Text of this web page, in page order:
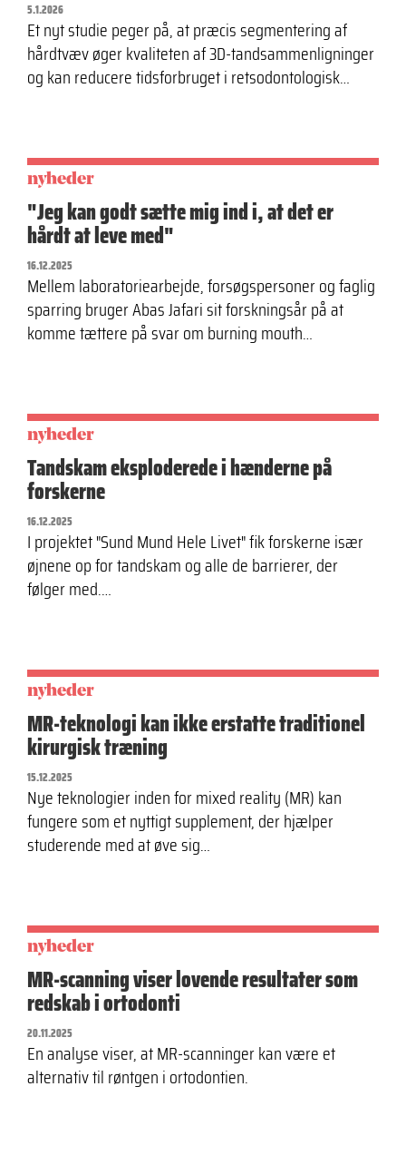
5.1.2026
Et nyt studie peger på, at præcis segmentering af
hårdtvæv øger kvaliteten af 3D-tandsammenligninger
og kan reducere tidsforbruget i retsodontologisk…
nyheder
"Jeg kan godt sætte mig ind i, at det er
hårdt at leve med"
16.12.2025
Mellem laboratoriearbejde, forsøgspersoner og faglig
sparring bruger Abas Jafari sit forskningsår på at
komme tættere på svar om burning mouth…
nyheder
Tandskam eksploderede i hænderne på
forskerne
16.12.2025
I projektet "Sund Mund Hele Livet" fik forskerne især
øjnene op for tandskam og alle de barrierer, der
følger med.…
nyheder
MR-teknologi kan ikke erstatte traditionel
kirurgisk træning
15.12.2025
Nye teknologier inden for mixed reality (MR) kan
fungere som et nyttigt supplement, der hjælper
studerende med at øve sig…
nyheder
MR-scanning viser lovende resultater som
redskab i ortodonti
20.11.2025
En analyse viser, at MR-scanninger kan være et
alternativ til røntgen i ortodontien.